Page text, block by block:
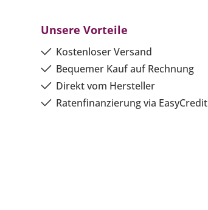
Unsere Vorteile
Kostenloser Versand
Bequemer Kauf auf Rechnung
Direkt vom Hersteller
Ratenfinanzierung via EasyCredit